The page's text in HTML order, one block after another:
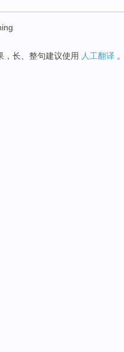
，长、整句建议使用 人工翻译